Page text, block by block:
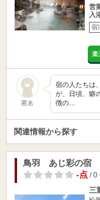
営
入
宿
楽
匿名
宿の人たちは
が、日頃、癖
徴の…
関連情報から探す
鳥羽 あじ彩の宿
-点/ 0
三